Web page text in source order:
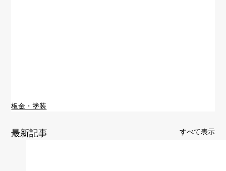
板金・塗装
最新記事 すべて表示